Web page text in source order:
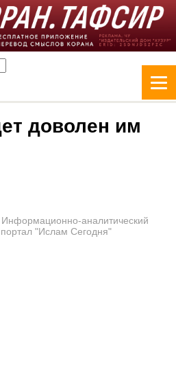
доволен им
аналитический
"Ислам Сегодня"